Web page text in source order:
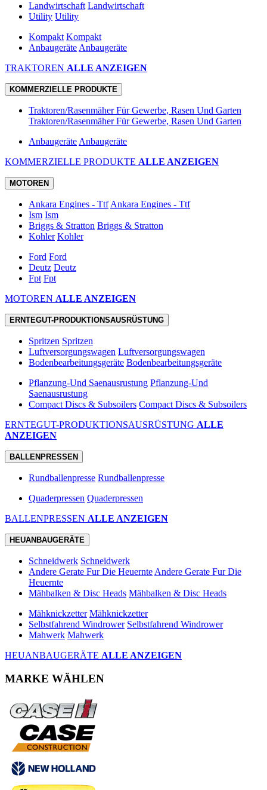
Landwirtschaft Landwirtschaft
Utility Utility
Kompakt Kompakt
Anbaugeräte Anbaugeräte
TRAKTOREN ALLE ANZEIGEN
KOMMERZIELLE PRODUKTE
Traktoren/Rasenmäher Für Gewerbe, Rasen Und Garten
Traktoren/Rasenmäher Für Gewerbe, Rasen Und Garten
Anbaugeräte Anbaugeräte
KOMMERZIELLE PRODUKTE ALLE ANZEIGEN
MOTOREN
Ankara Engines - Ttf Ankara Engines - Ttf
Ism Ism
Briggs & Stratton Briggs & Stratton
Kohler Kohler
Ford Ford
Deutz Deutz
Fpt Fpt
MOTOREN ALLE ANZEIGEN
ERNTEGUT-PRODUKTIONSAUSRÜSTUNG
Spritzen Spritzen
Luftversorgungswagen Luftversorgungswagen
Bodenbearbeitungsgeräte Bodenbearbeitungsgeräte
Pflanzung-Und Saenausrustung Pflanzung-Und
Saenausrustung
Compact Discs & Subsoilers Compact Discs & Subsoilers
ERNTEGUT-PRODUKTIONSAUSRÜSTUNG ALLE
ANZEIGEN
BALLENPRESSEN
Rundballenpresse Rundballenpresse
Quaderpressen Quaderpressen
BALLENPRESSEN ALLE ANZEIGEN
HEUANBAUGERÄTE
Schneidwerk Schneidwerk
Andere Gerate Fur Die Heuernte Andere Gerate Fur Die
Heuernte
Mähbalken & Disc Heads Mähbalken & Disc Heads
Mähknickzetter Mähknickzetter
Selbstfahrend Windrower Selbstfahrend Windrower
Mahwerk Mahwerk
HEUANBAUGERÄTE ALLE ANZEIGEN
MARKE WÄHLEN